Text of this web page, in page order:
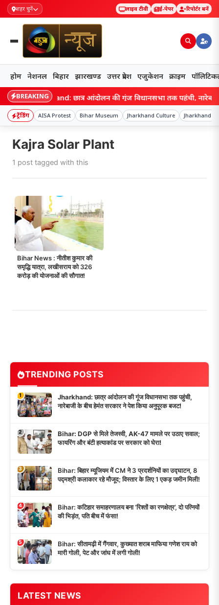
शहर चुनें लाइव टीवी ई-पेपर रिपोर्टर बनें
होम नेशनल बिहार झारखण्ड उत्तर प्रदेश एजुकेशन क्राइम
BREAKING
Jharkhand: छात्र आंदोलन की गूंज विधानसभा तक पहुंची,
ट्रेंडिंग AISA Protest Bihar Museum Jharkhand Culture Jharkhand
Kajra Solar Plant
1 post tagged with this
Bihar News : नीतीश कुमार की
समृद्धि यात्रा, लखीसराय को 326
करोड़ की योजनाओं की सौगात!
TRENDING POSTS
1
Jharkhand: छात्र आंदोलन की गूंज विधानसभा तक पहुंची,
नारेबाजी के बीच हेमंत सरकार ने पेश किया अनुपूरक बजट!
2
Bihar: DGP से मिले तेजस्वी, AK-47 मामले पर उठाए सवाल;
फायरिंग और बंटी हत्याकांड पर सरकार को घेरा!
3
Bihar: बिहार म्यूजियम में CM ने 3 प्रदर्शनियों का उद्घाटन, 8
पद्मश्री कलाकार रहे मौजूद; विस्तार के लिए 1 एकड़ जमीन मिली!
4
Bihar: कटिहार समाहरणालय बना ‘रिश्तों का रणक्षेत्र’, दो पत्नियों
की भिड़ंत, पति बीच में फंसा!
5
Bihar: सीतामढ़ी में गैंगवार, कुख्यात शराब माफिया गणेश राय को
मारी गोली, पेट और जांघ में लगी गोली!
LATEST NEWS